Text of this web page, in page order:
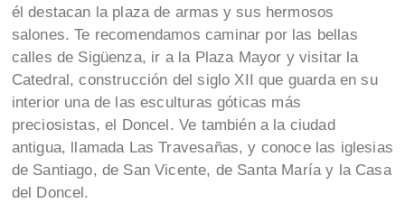
él destacan la plaza de armas y sus hermosos
salones. Te recomendamos caminar por las bellas
calles de Sigüenza, ir a la Plaza Mayor y visitar la
Catedral, construcción del siglo XII que guarda en su
interior una de las esculturas góticas más
preciosistas, el Doncel. Ve también a la ciudad
antigua, llamada Las Travesañas, y conoce las iglesias
de Santiago, de San Vicente, de Santa María y la Casa
del Doncel.